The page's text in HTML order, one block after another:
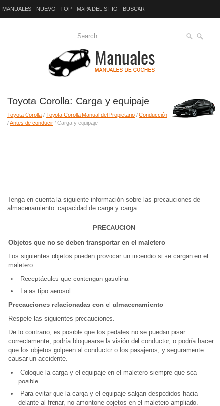
MANUALES NUEVO TOP MAPA DEL SITIO BUSCAR
Toyota Corolla: Carga y equipaje
Toyota Corolla / Toyota Corolla Manual del Propietario / Conducción
/Antes de conducir / Carga y equipaje
Tenga en cuenta la siguiente información sobre las precauciones de
almacenamiento, capacidad de carga y carga:
PRECAUCION
Objetos que no se deben transportar en el maletero
Los siguientes objetos pueden provocar un incendio si se cargan en el
maletero:
Receptáculos que contengan gasolina
Latas tipo aerosol
Precauciones relacionadas con el almacenamiento
Respete las siguientes precauciones.
De lo contrario, es posible que los pedales no se puedan pisar
correctamente, podría bloquearse la visión del conductor, o podría hacer
que los objetos golpeen al conductor o los pasajeros, y seguramente
causar un accidente.
Coloque la carga y el equipaje en el maletero siempre que sea
posible.
Para evitar que la carga y el equipaje salgan despedidos hacia
delante al frenar, no amontone objetos en el maletero ampliado.